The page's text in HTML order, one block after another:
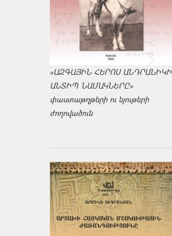
«ԱԶԳԱՅԻՆ ՀԵՐՈՍ ԱՆԴՐԱՆԻԿԻ
ԱՆՏԻՊ ՆԱՄԱԿՆԵՐԸ»
փաստաթղթերի ու նյութերի
ժողովածուն